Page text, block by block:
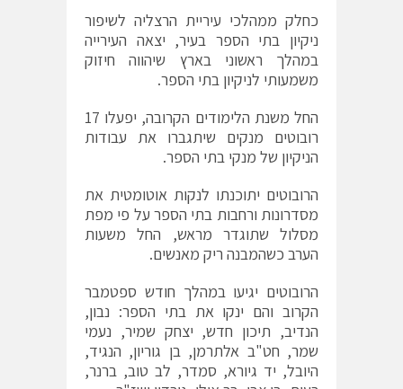
כחלק ממהלכי עיריית הרצליה לשיפור
ניקיון בתי הספר בעיר, יצאה העירייה
במהלך ראשוני בארץ שיהווה חיזוק
משמעותי לניקיון בתי הספר.
החל משנת הלימודים הקרובה, יפעלו 17
רובוטים מנקים שיתגברו את עבודות
הניקיון של מנקי בתי הספר.
הרובוטים יתוכנתו לנקות אוטומטית את
מסדרונות ורחבות בתי הספר על פי מפת
מסלול שתוגדר מראש, החל משעות
הערב כשהמבנה ריק מאנשים.
הרובוטים יגיעו במהלך חודש ספטמבר
הקרוב והם ינקו את בתי הספר: נבון,
הנדיב, תיכון חדש, יצחק שמיר, נעמי
שמר, חט"ב אלתרמן, בן גוריון, הנגיד,
היובל, יד גיורא, סמדר, לב טוב, ברנר,